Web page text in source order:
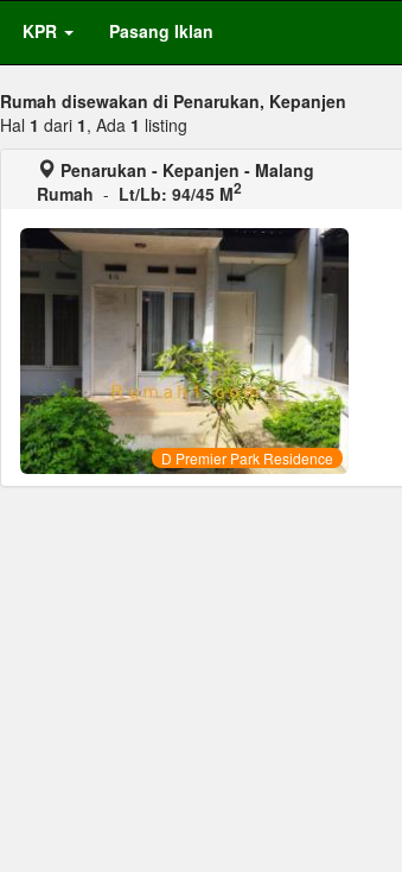
KPR Pasang Iklan
Rumah disewakan di Penarukan, Kepanjen
Hal 1 dari 1, Ada 1 listing
Penarukan - Kepanjen - Malang
Rumah - Lt/Lb: 94/45 M2
D Premier Park Residence